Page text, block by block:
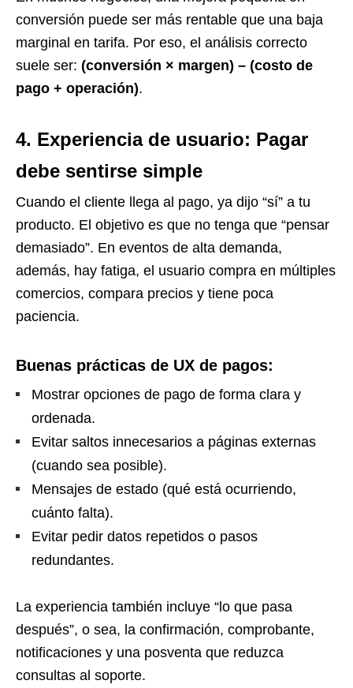
conversión puede ser más rentable que una baja
marginal en tarifa. Por eso, el análisis correcto
suele ser: (conversión × margen) – (costo de
pago + operación).
4. Experiencia de usuario: Pagar
debe sentirse simple
Cuando el cliente llega al pago, ya dijo “sí” a tu
producto. El objetivo es que no tenga que “pensar
demasiado”. En eventos de alta demanda,
además, hay fatiga, el usuario compra en múltiples
comercios, compara precios y tiene poca
paciencia.
Buenas prácticas de UX de pagos:
Mostrar opciones de pago de forma clara y
ordenada.
Evitar saltos innecesarios a páginas externas
(cuando sea posible).
Mensajes de estado (qué está ocurriendo,
cuánto falta).
Evitar pedir datos repetidos o pasos
redundantes.
La experiencia también incluye “lo que pasa
después”, o sea, la confirmación, comprobante,
notificaciones y una posventa que reduzca
consultas al soporte.